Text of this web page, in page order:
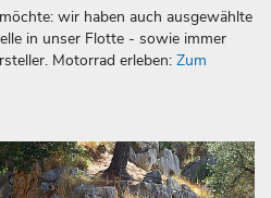
wir haben auch ausgewählte
in unser Flotte - sowie immer
Motorrad erleben: Zum